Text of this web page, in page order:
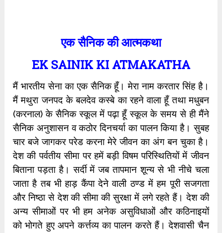
एक सैनिक की आत्मकथा
EK SAINIK KI ATMAKATHA
मैं भारतीय सेना का एक सैनिक हूँ। मेरा नाम करतार सिंह है।
मैं मथुरा जनपद के बलदेव कस्बे का रहने वाला हूँ तथा मधुबन
(करनाल) के सैनिक स्कूल में पढ़ा हूँ स्कूल के समय से ही मैंने
सैनिक अनुशासन व कठोर दिनचर्या का पालन किया है। सुबह
चार बजे जागकर परेड करना मेरे जीवन का अंग बन चुका है।
देश की पर्वतीय सीमा पर हमें बड़ी विषम परिस्थितियों में जीवन
बिताना पड़ता है। सर्दी में जब तापमान शून्य से भी नीचे चला
जाता है तब भी हाड़ कैंपा देने वाली ठण्ड में हम पूरी सजगता
और निष्ठा से देश की सीमा की सुरक्षा में लगे रहते हैं। देश की
अन्य सीमाओं पर भी हम अनेक असुविधाओं और कठिनाइयों
को भोगते हुए अपने कर्त्तव्य का पालन करते हैं। देशवासी चैन